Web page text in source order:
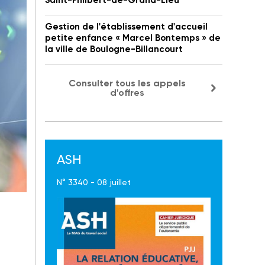
Gestion de l'établissement d'accueil
petite enfance « Marcel Bontemps » de
la ville de Boulogne-Billancourt
Consulter tous les appels
d'offres
ASH
N° 3340 - 08 juillet